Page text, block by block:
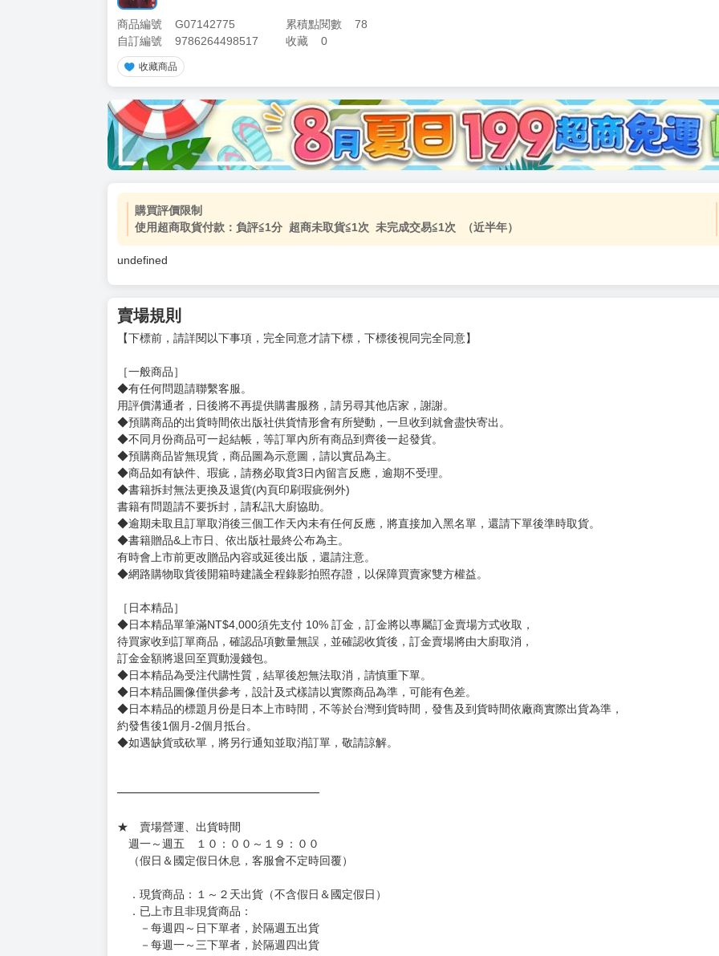
商品編號 G07142775 累積點閱數
78
自訂編號
9786264498517 收藏 0
收藏商品
加價購 ( 共
(加購品) 買動漫★《$15元-加固紙箱包裝》
-
+
購買評價限制
使用超商取貨付款：負評≦1分 超商未取貨≦1次 未完成交易≦1次 （近半年）
undefined
賣場規則
【下標前，請詳閱以下事項，完全同意才請下標，下標後視同完全同意】
［一般商品］
◆有任何問題請聯繫客服。
用評價溝通者，日後將不再提供購書服務，請另尋其他店家，謝謝。
◆不同月份商品可一起結帳，等訂單內所有商品到齊後一起發貨。
◆預購商品皆無現貨，商品圖為示意圖，請以實品為主。
◆商品如有缺件、瑕疵，請務必取貨3日內留言反應，逾期不受理。
◆書籍拆封無法更換及退貨(內頁印刷瑕疵例外)
書籍有問題請不要拆封，請私訊大廚協助。
◆逾期未取且訂單取消後三個工作天內未有任何反應，將直接加入黑名單，還請下單後準時取貨。
◆書籍贈品&上市日、依出版社最終公布為主。
有時會上市前更改贈品內容或延後出版，還請注意。
◆網路購物取貨後開箱時建議全程錄影拍照存證，以保障買賣家雙方權益。
訂金金額將退回至買動漫錢包。
◆日本精品為受注代購性質，結單後恕無法取消，請慎重下單。
◆日本精品圖像僅供參考，設計及式樣請以實際商品為準，可能有色差。
約發售後1個月-2個月抵台。
◆如遇缺貨或砍單，將另行通知並取消訂單，敬請諒解。